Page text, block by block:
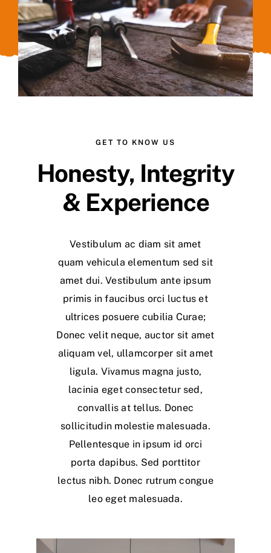
GET TO KNOW US
Honesty, Integrity
& Experience
Vestibulum ac diam sit amet
quam vehicula elementum sed sit
amet dui. Vestibulum ante ipsum
primis in faucibus orci luctus et
ultrices posuere cubilia Curae;
Donec velit neque, auctor sit amet
aliquam vel, ullamcorper sit amet
ligula. Vivamus magna justo,
lacinia eget consectetur sed,
convallis at tellus. Donec
sollicitudin molestie malesuada.
Pellentesque in ipsum id orci
porta dapibus. Sed porttitor
lectus nibh. Donec rutrum congue
leo eget malesuada.